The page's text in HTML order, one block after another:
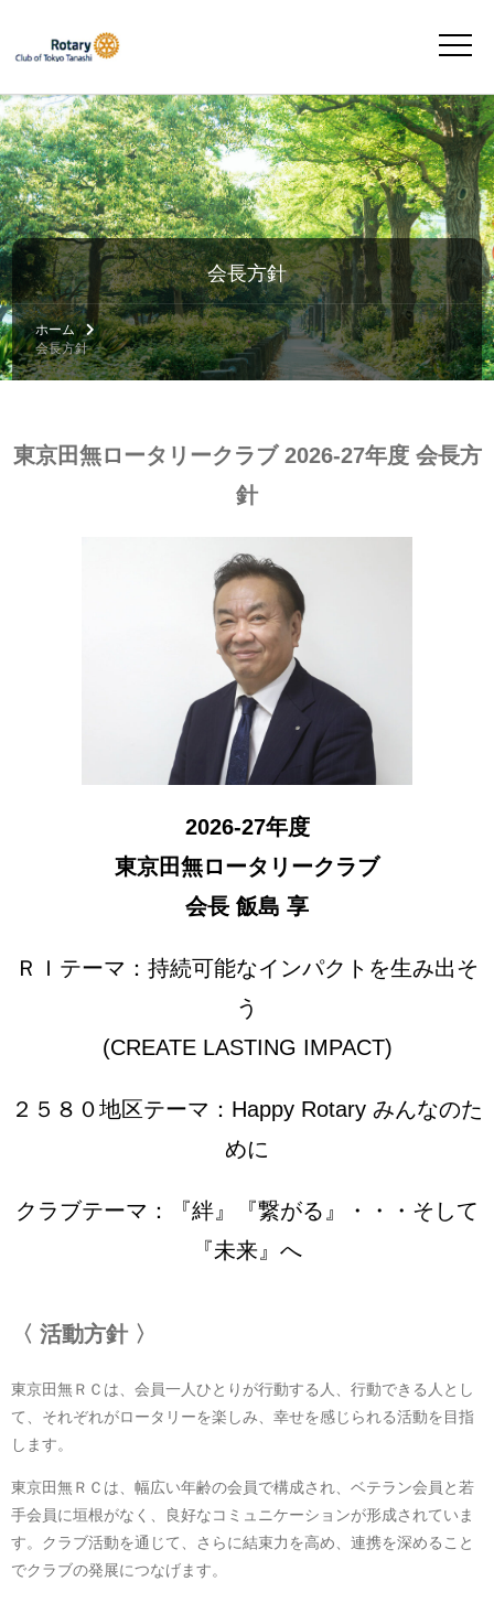
会長方針
ホーム
会長方針
東京田無ロータリークラブ 2026-27年度 会長方
針
2026-27年度
東京田無ロータリークラブ
会長 飯島 享
ＲＩテーマ：持続可能なインパクトを生み出そ
う
(CREATE LASTING IMPACT)
２５８０地区テーマ：Happy Rotary みんなのた
めに
クラブテーマ：『絆』『繋がる』・・・そして
『未来』へ
〈 活動方針 〉
東京田無ＲＣは、会員一人ひとりが行動する人、行動できる人とし
て、それぞれがロータリーを楽しみ、幸せを感じられる活動を目指
します。
東京田無ＲＣは、幅広い年齢の会員で構成され、ベテラン会員と若
手会員に垣根がなく、良好なコミュニケーションが形成されていま
す。クラブ活動を通じて、さらに結束力を高め、連携を深めること
でクラブの発展につなげます。